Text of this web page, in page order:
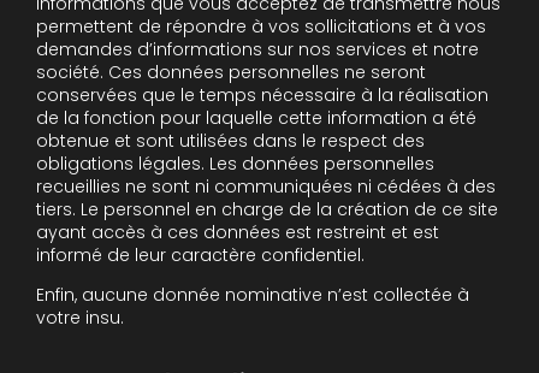
permettent de répondre à vos sollicitations et à vos
demandes d’informations sur nos services et notre
société. Ces données personnelles ne seront
conservées que le temps nécessaire à la réalisation
de la fonction pour laquelle cette information a été
obtenue et sont utilisées dans le respect des
obligations légales. Les données personnelles
recueillies ne sont ni communiquées ni cédées à des
tiers. Le personnel en charge de la création de ce site
ayant accès à ces données est restreint et est
informé de leur caractère confidentiel.
Enfin, aucune donnée nominative n’est collectée à
votre insu.